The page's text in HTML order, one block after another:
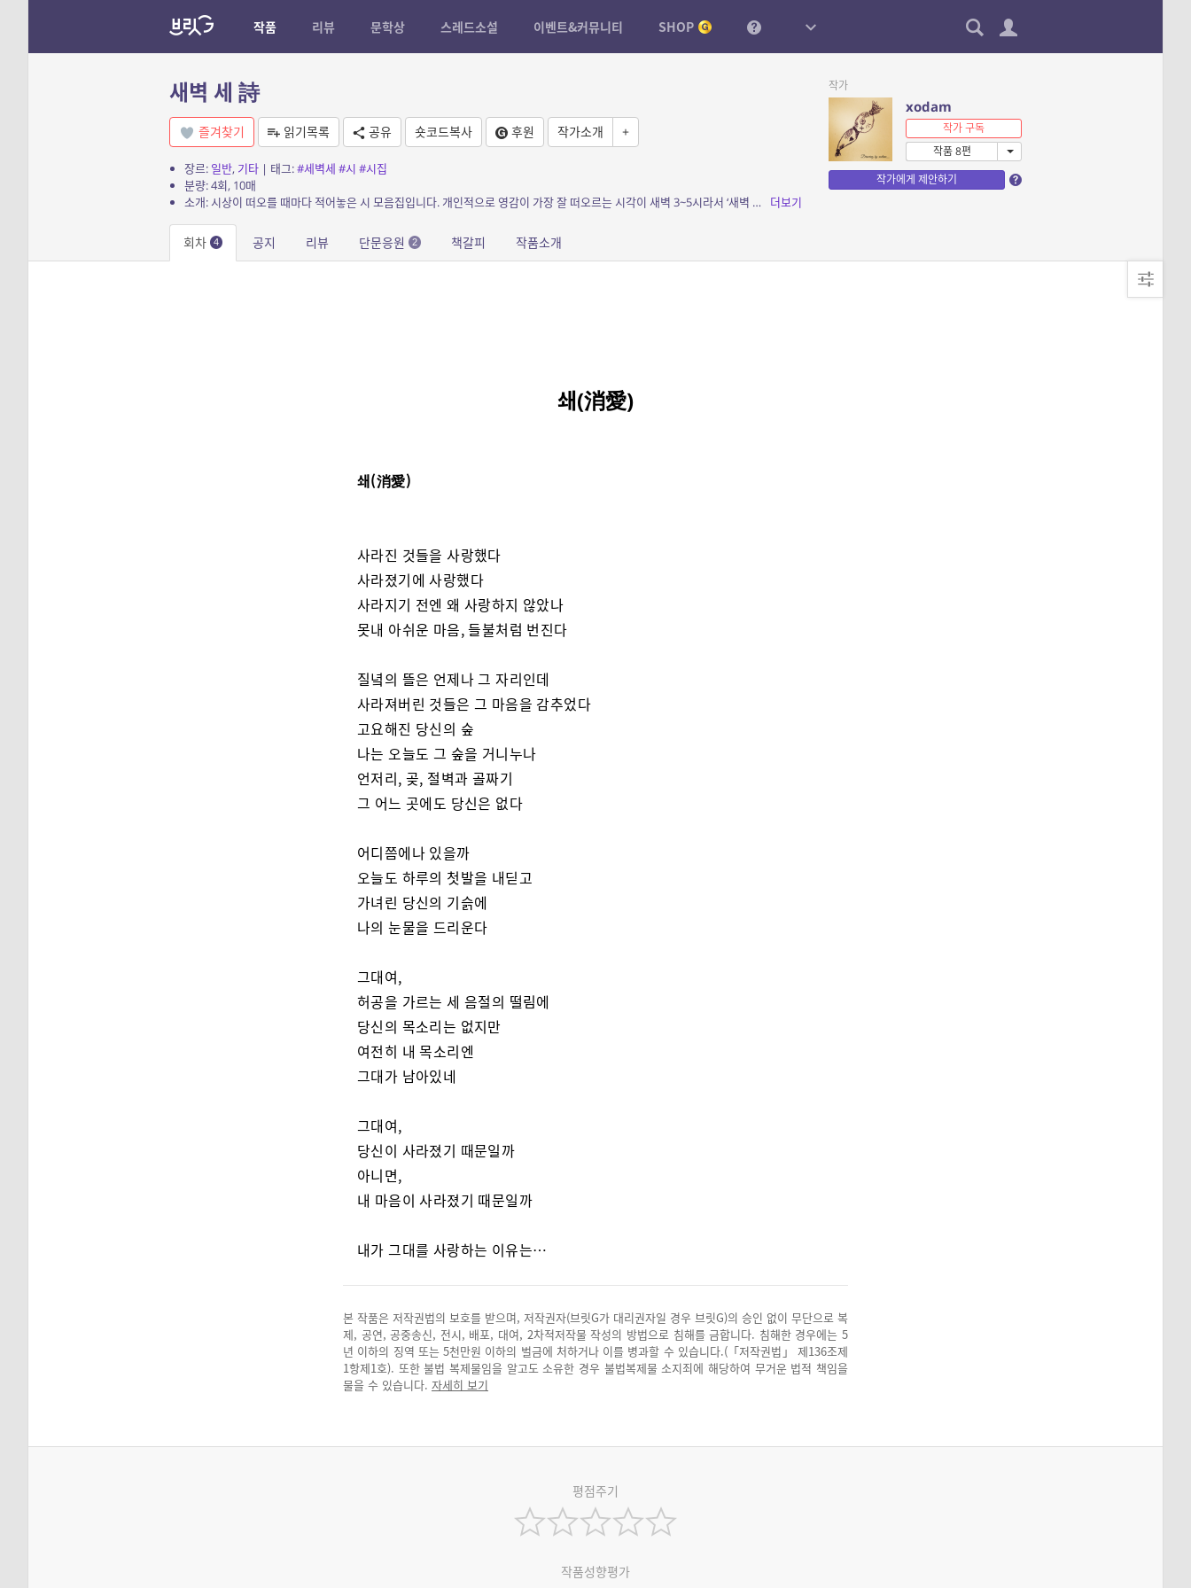
작품 리뷰 문학상 스레드소설 이벤트&커뮤니티 SHOP
새벽 세 詩
즐겨찾기 읽기목록 공유 숏코드복사 후원 작가소개 +
장르: 일반, 기타| 태그:#세벽세 #시 #시집
분량: 4회, 10매
소개: 시상이 떠오를 때마다 적어놓은 시 모음집입니다. 개인적으로 영감이 가장 잘 떠오르는 시각이 새벽 3~5시라서 ‘새벽 세 詩’라고 이름짓게 되었습니다. 개인블로...
더보기
작가
xodam
작가 구독
작품 8편
작가에게 제안하기
회차 4 공지 리뷰 단문응원 2 책갈피 작품소개
쇄(消愛)
쇄(消愛)
사라진 것들을 사랑했다
사라졌기에 사랑했다
사라지기 전엔 왜 사랑하지 않았나
못내 아쉬운 마음, 들불처럼 번진다
질녘의 뜰은 언제나 그 자리인데
사라져버린 것들은 그 마음을 감추었다
고요해진 당신의 숲
나는 오늘도 그 숲을 거니누나
언저리, 곶, 절벽과 골짜기
그 어느 곳에도 당신은 없다
어디쯤에나 있을까
오늘도 하루의 첫발을 내딛고
가녀린 당신의 기슭에
나의 눈물을 드리운다
그대여,
허공을 가르는 세 음절의 떨림에
당신의 목소리는 없지만
여전히 내 목소리엔
그대가 남아있네
그대여,
당신이 사라졌기 때문일까
아니면,
내 마음이 사라졌기 때문일까
내가 그대를 사랑하는 이유는…
본 작품은 저작권법의 보호를 받으며, 저작권자(브릿G가 대리권자일 경우 브릿G)의 승인 없이 무단으로 복
제, 공연, 공중송신, 전시, 배포, 대여, 2차적저작물 작성의 방법으로 침해를 금합니다. 침해한 경우에는 5
년 이하의 징역 또는 5천만원 이하의 벌금에 처하거나 이를 병과할 수 있습니다.(「저작권법」 제136조제
1항제1호). 또한 불법 복제물임을 알고도 소유한 경우 불법복제물 소지죄에 해당하여 무거운 법적 책임을
물을 수 있습니다. 자세히 보기
평점주기
작품성향평가